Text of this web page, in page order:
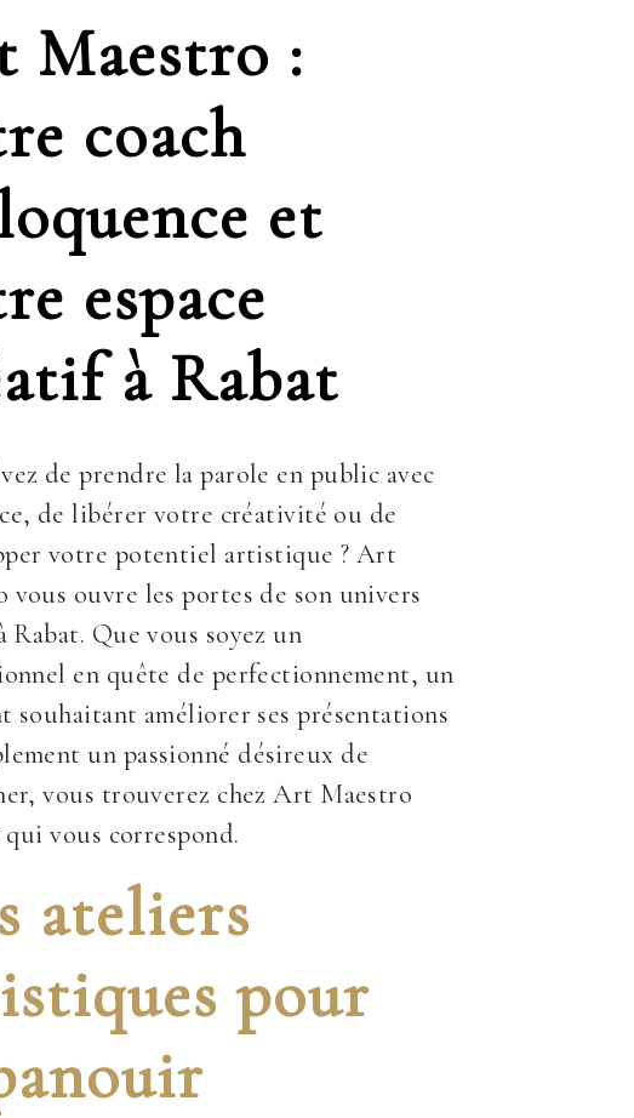
Maestro :
coach
et
espace
à Rabat
de prendre la parole en public avec
de libérer votre créativité ou de
votre potentiel artistique ? Art
vous ouvre les portes de son univers
Rabat. Que vous soyez un
en quête de perfectionnement, un
souhaitant améliorer ses présentations
un passionné désireux de
vous trouverez chez Art Maestro
vous correspond.
ateliers
pour